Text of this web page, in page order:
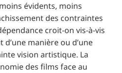
évidents, moins
des contraintes
croit-on vis-à-vis
manière ou d’une
vision artistique. La
des films face au